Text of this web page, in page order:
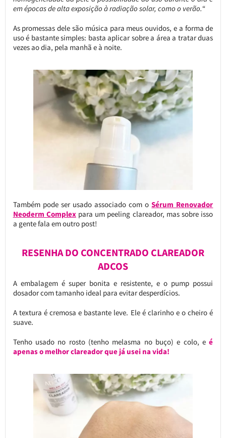
em épocas de alta exposição à radiação solar, como o verão.“
As promessas dele são música para meus ouvidos, e a forma de
uso é bastante simples: basta aplicar sobre a área a tratar duas
vezes ao dia, pela manhã e à noite.
Também pode ser usado associado com oSérum Renovador
Neoderm Complexpara um peeling clareador, mas sobre isso
a gente fala em outro post!
RESENHA DO CONCENTRADO CLAREADOR
ADCOS
A embalagem é super bonita e resistente, e o pump possui
dosador com tamanho ideal para evitar desperdícios.
A textura é cremosa e bastante leve. Ele é clarinho e o cheiro é
suave.
Tenho usado no rosto (tenho melasma no buço) e colo, eé
apenas o melhor clareador que já usei na vida!